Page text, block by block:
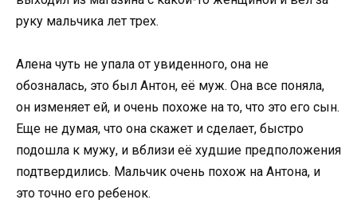
руку мальчика лет трех.
Алена чуть не упала от увиденного, она не
обозналась, это был Антон, её муж. Она все поняла,
он изменяет ей, и очень похоже на то, что это его сын.
Еще не думая, что она скажет и сделает, быстро
подошла к мужу, и вблизи её худшие предположения
подтвердились. Мальчик очень похож на Антона, и
это точно его ребенок.